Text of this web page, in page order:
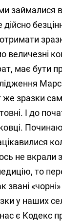
займалися
дійсно
величезні
має бути
же зразки
І до
не вкрали з
то
звані
у наших
є Кодекс